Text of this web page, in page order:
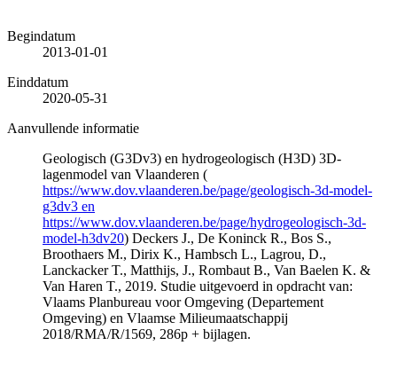
Begindatum
2013-01-01
Einddatum
2020-05-31
Aanvullende informatie
Geologisch (G3Dv3) en hydrogeologisch (H3D) 3D-
lagenmodel van Vlaanderen (
https://www.dov.vlaanderen.be/page/geologisch-3d-model-
g3dv3 en
https://www.dov.vlaanderen.be/page/hydrogeologisch-3d-
model-h3dv20) Deckers J., De Koninck R., Bos S.,
Broothaers M., Dirix K., Hambsch L., Lagrou, D.,
Lanckacker T., Matthijs, J., Rombaut B., Van Baelen K. &
Van Haren T., 2019. Studie uitgevoerd in opdracht van:
Vlaams Planbureau voor Omgeving (Departement
Omgeving) en Vlaamse Milieumaatschappij
2018/RMA/R/1569, 286p + bijlagen.